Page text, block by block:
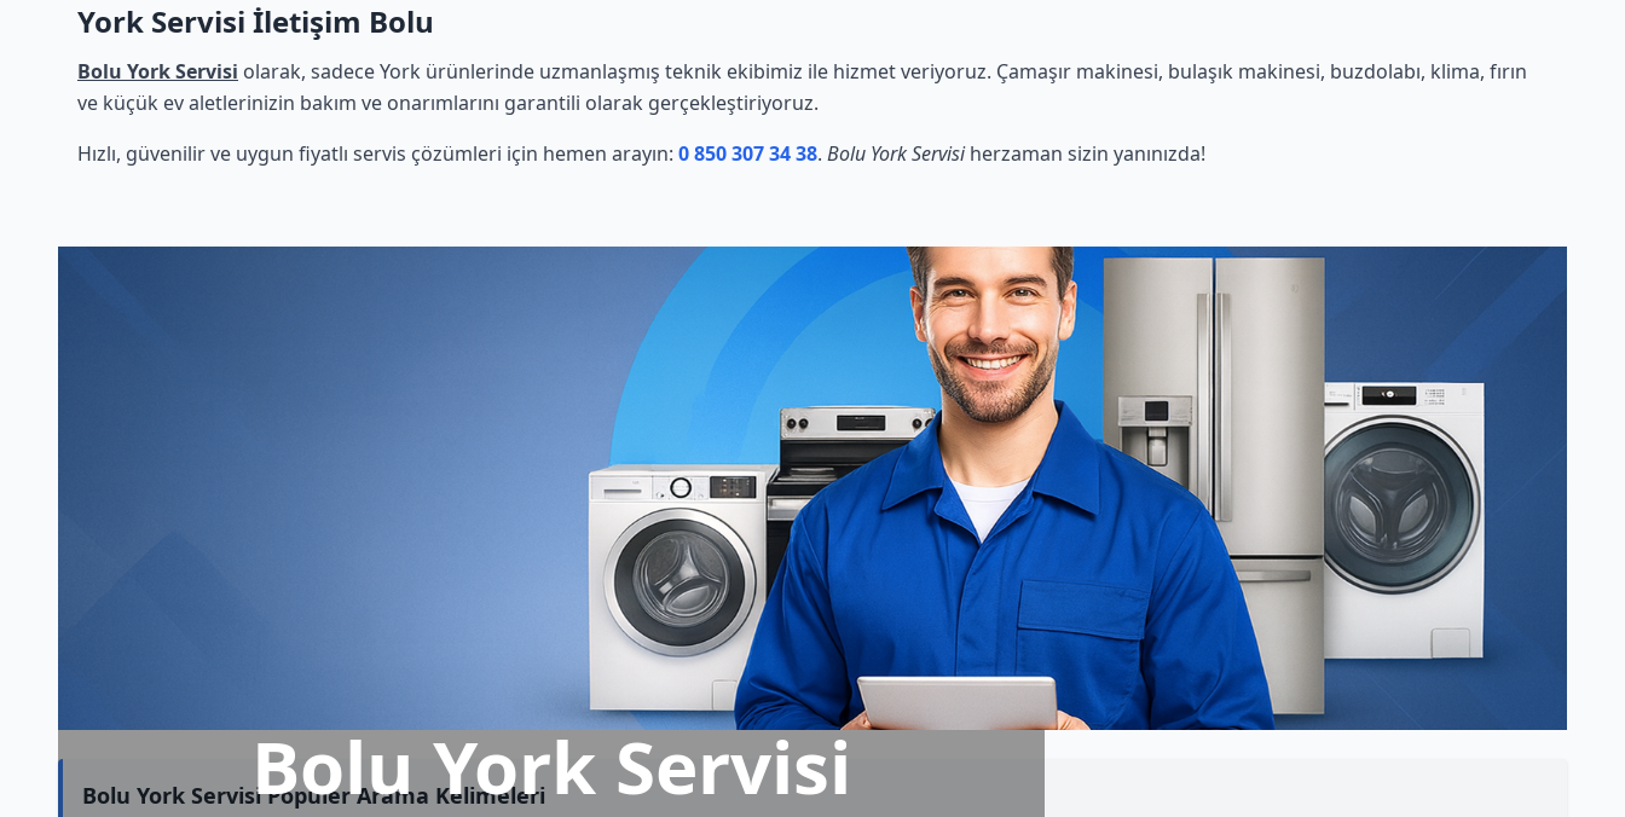
York Servisi İletişim Bolu
Bolu York Servisi olarak, sadece York ürünlerinde uzmanlaşmış teknik ekibimiz ile hizmet veriyoruz. Çamaşır makinesi, bulaşık makinesi, buzdolabı, klima, fırın
ve küçük ev aletlerinizin bakım ve onarımlarını garantili olarak gerçekleştiriyoruz.
Hızlı, güvenilir ve uygun fiyatlı servis çözümleri için hemen arayın: 0 850 307 34 38. Bolu York Servisiherzaman sizin yanınızda!
Bolu York Servisi
Bolu York Servisi Popüler Arama Kelimeleri